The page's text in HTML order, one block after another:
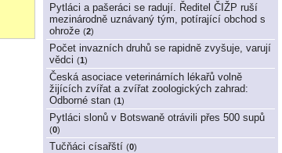
Pytláci a pašeráci se radují. Ředitel ČIŽP ruší
mezinárodně uznávaný tým, potírající obchod s
ohrože (2)
Počet invazních druhů se rapidně zvyšuje, varují
vědci (1)
Česká asociace veterinárních lékařů volně
žijících zvířat a zvířat zoologických zahrad:
Odborné stan (1)
Pytláci slonů v Botswaně otrávili přes 500 supů
(0)
Tučňáci císařští (0)